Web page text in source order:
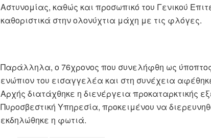
Αστυνομίας, καθώς και προσωπικό του Γενικού
καθοριστικά στην ολονύχτια μάχη με τις φλόγες.
Παράλληλα, ο 76χρονος που συνελήφθη ως
ενώπιον του εισαγγελέα και στη συνέχεια
Αρχής διατάχθηκε η διενέργεια προκαταρκτικής
Πυροσβεστική Υπηρεσία, προκειμένου να
εκδηλώθηκε η φωτιά.